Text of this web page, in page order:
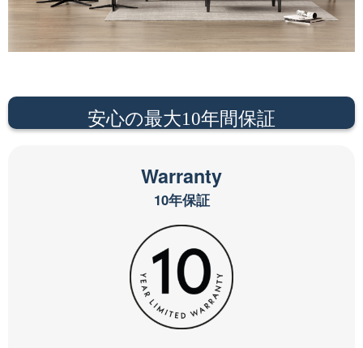
安心の最大10年間保証
Warranty
10年保証